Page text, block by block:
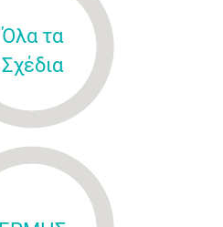
Όλα τα
Σχέδια